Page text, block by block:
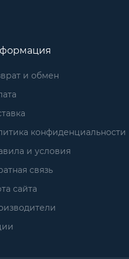
и обмен
конфиденциальности
и условия
связь
сайта